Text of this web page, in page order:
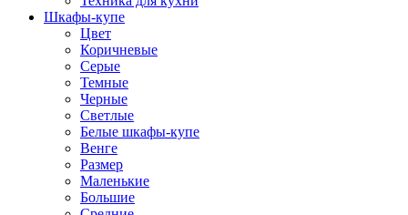
Шкафы-купе
Цвет
Коричневые
Серые
Темные
Черные
Светлые
Белые шкафы-купе
Венге
Размер
Маленькие
Большие